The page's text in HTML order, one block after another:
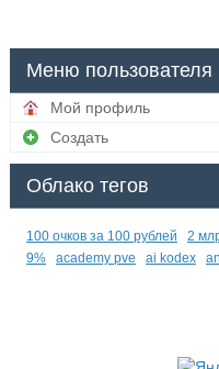
Меню пользователя
Мой профиль
Создать
Облако тегов
100 очков за 100 рублей 2
9%
academy pve ai kodex